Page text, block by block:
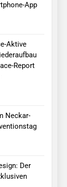
App
Aktive
Report
Neckar-
Der